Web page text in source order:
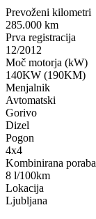
Prevoženi kilometri
285.000 km
Prva registracija
12/2012
Moč motorja (kW)
140KW (190KM)
Menjalnik
Avtomatski
Gorivo
Dizel
Pogon
4x4
Kombinirana poraba
8 l/100km
Lokacija
Ljubljana